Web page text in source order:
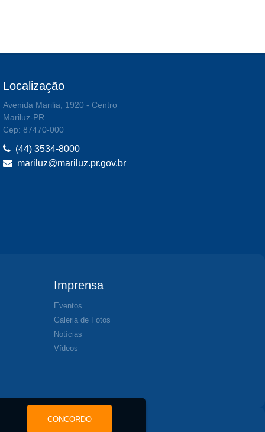
Localização
Avenida Marilia, 1920 - Centro
Mariluz-PR
Cep: 87470-000
(44) 3534-8000
mariluz@mariluz.pr.gov.br
Imprensa
Eventos
Galeria de Fotos
Notícias
Vídeos
CONCORDO